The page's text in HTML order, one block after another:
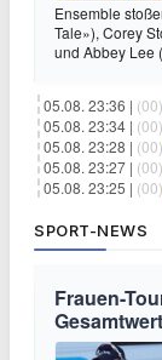
Ensemble
Tale»), Corey
und Abbey Lee
05.08. 23:36 | (00)
05.08. 23:34 | (00)
05.08. 23:28 | (00)
05.08. 23:27 | (00)
05.08. 23:25 | (00)
SPORT-NEWS
Frauen-